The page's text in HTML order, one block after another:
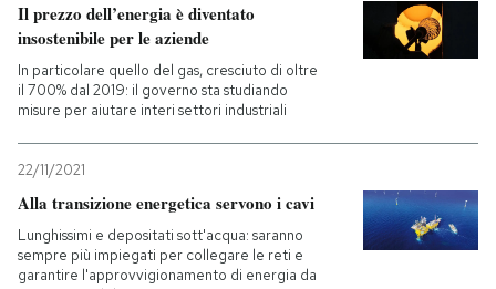
Il prezzo dell’energia è diventato
insostenibile per le aziende
In particolare quello del gas, cresciuto di oltre
il 700% dal 2019: il governo sta studiando
misure per aiutare interi settori industriali
22/11/2021
Alla transizione energetica servono i cavi
Lunghissimi e depositati sott'acqua: saranno
sempre più impiegati per collegare le reti e
garantire l'approvvigionamento di energia da